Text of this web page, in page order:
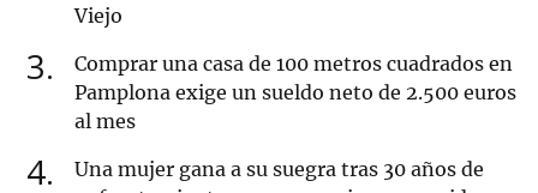
Viejo
3
Comprar una casa de 100 metros cuadrados en
Pamplona exige un sueldo neto de 2.500 euros
al mes
4
Una mujer gana a su suegra tras 30 años de